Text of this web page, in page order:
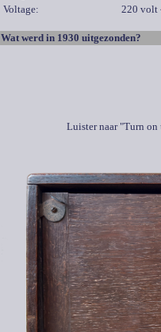
Voltage:
220 volt
Wat werd in 1930 uitgezonden?
Luister naar "Turn